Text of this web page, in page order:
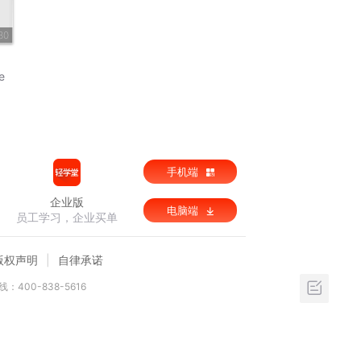
企业版
员工学习，企业买单
手机端
电脑端
权声明 自律承诺
：400-838-5616